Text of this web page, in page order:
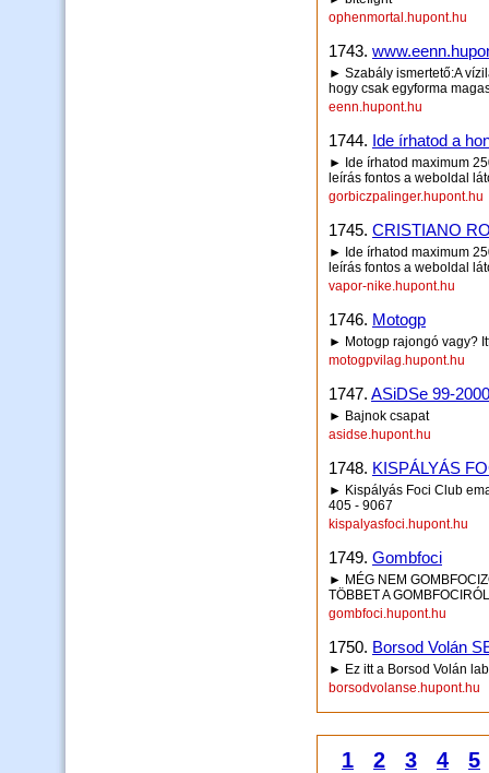
ophenmortal.hupont.hu
1743.
► Szabály ismertető:A
hogy csak egyforma
eenn.hupont.hu
1744. Ide írhatod a
► Ide írhatod maximum
leírás fontos a weboldal
gorbiczpalinger.hupont.hu
1745. CRISTIANO
► Ide írhatod maximum
leírás fontos a weboldal
vapor-nike.hupont.hu
1746. Motogp
► Motogp rajongó vagy?
motogpvilag.hupont.hu
1747. ASiDSe 99-2000
► Bajnok csapat
asidse.hupont.hu
1748. KISPÁLYÁS
► Kispályás Foci Club
405 - 9067
kispalyasfoci.hupont.hu
1749. Gombfoci
► MÉG NEM
TÖBBET A
gombfoci.hupont.hu
1750. Borsod Volán
► Ez itt a Borsod Volán
borsodvolanse.hupont.hu
1 2 3 4
5